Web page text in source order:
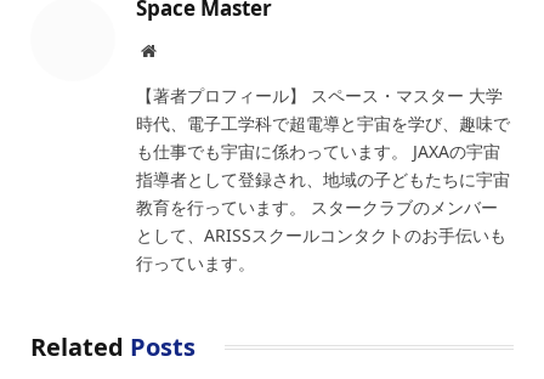
Space Master
Website
【著者プロフィール】 スペース・マスター 大学
時代、電子工学科で超電導と宇宙を学び、趣味で
も仕事でも宇宙に係わっています。 JAXAの宇宙
指導者として登録され、地域の子どもたちに宇宙
教育を行っています。 スタークラブのメンバー
として、ARISSスクールコンタクトのお手伝いも
行っています。
Related Posts